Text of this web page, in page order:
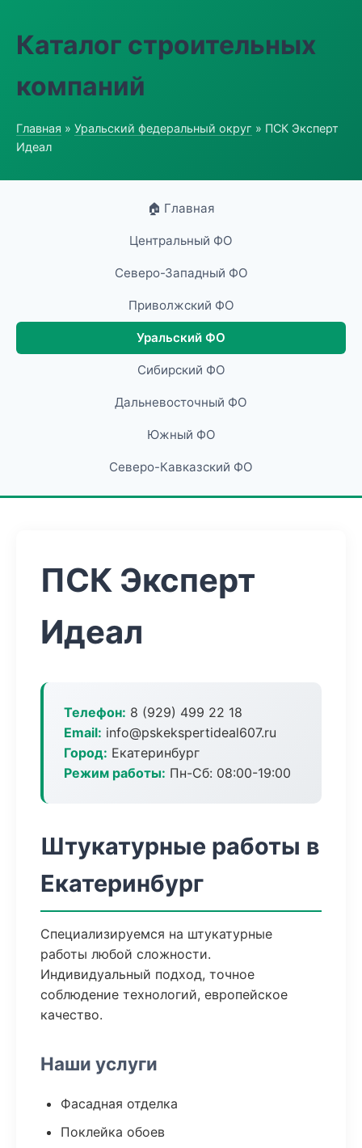
Каталог строительных
компаний
Главная » Уральский федеральный округ » ПСК Эксперт
Идеал
🏠 Главная
Центральный ФО
Северо-Западный ФО
Приволжский ФО
Уральский ФО
Сибирский ФО
Дальневосточный ФО
Южный ФО
Северо-Кавказский ФО
ПСК Эксперт
Идеал
Телефон: 8 (929) 499 22 18
Email: info@pskekspertideal607.ru
Город: Екатеринбург
Режим работы: Пн-Сб: 08:00-19:00
Штукатурные работы в
Екатеринбург
Специализируемся на штукатурные
работы любой сложности.
Индивидуальный подход, точное
соблюдение технологий, европейское
качество.
Наши услуги
Фасадная отделка
Поклейка обоев